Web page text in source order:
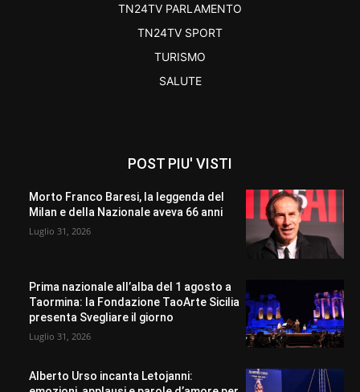
TN24TV PARLAMENTO
TN24TV SPORT
TURISMO
SALUTE
POST PIU' VISTI
Morto Franco Baresi, la leggenda del
Milan e della Nazionale aveva 66 anni
Luglio 31, 2026
Prima nazionale all’alba del 1 agosto a
Taormina: la Fondazione TaoArte Sicilia
presenta Svegliare il giorno
Luglio 31, 2026
Alberto Urso incanta Letojanni: